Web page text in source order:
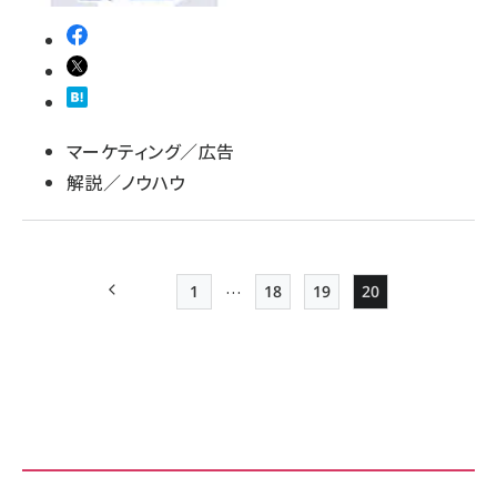
マーケティング／広告
解説／ノウハウ
前ページ 先頭ページ
1 …
Page
18
Page
19
Page
20